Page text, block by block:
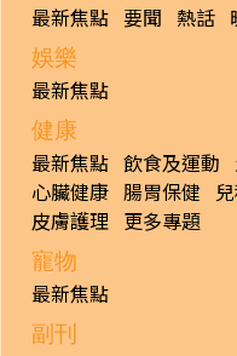
最新焦點 要聞 熱話
娛樂
最新焦點
健康
最新焦點 飲食及運動
心臟健康 腸胃保健
皮膚護理 更多專題
寵物
最新焦點
副刊